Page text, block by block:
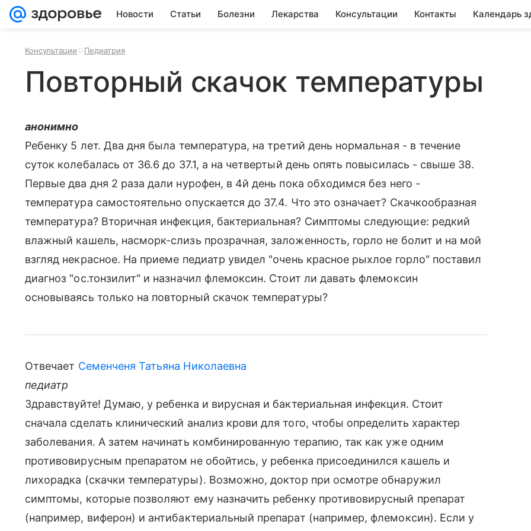
Новости Статьи Болезни Лекарства Консультации Контакты Календарь
Консультации Педиатрия
Повторный скачок температуры
анонимно
Ребенку 5 лет. Два дня была температура, на третий день нормальная - в течение
суток колебалась от 36.6 до 37.1, а на четвертый день опять повысилась - свыше 38.
Первые два дня 2 раза дали нурофен, в 4й день пока обходимся без него -
температура самостоятельно опускается до 37.4. Что это означает? Скачкообразная
температура? Вторичная инфекция, бактериальная? Симптомы следующие: редкий
влажный кашель, насморк-слизь прозрачная, заложенность, горло не болит и на мой
взгляд некрасное. На приеме педиатр увидел "очень красное рыхлое горло" поставил
диагноз "ос.тонзилит" и назначил флемоксин. Стоит ли давать флемоксин
основываясь только на повторный скачок температуры?
Отвечает Семенченя Татьяна Николаевна
педиатр
Здравствуйте! Думаю, у ребенка и вирусная и бактериальная инфекция. Стоит
сначала сделать клинический анализ крови для того, чтобы определить характер
заболевания. А затем начинать комбинированную терапию, так как уже одним
противовирусным препаратом не обойтись, у ребенка присоединился кашель и
лихорадка (скачки температуры). Возможно, доктор при осмотре обнаружил
симптомы, которые позволяют ему назначить ребенку противовирусный препарат
(например, виферон) и антибактериальный препарат (например, флемоксин). Если у